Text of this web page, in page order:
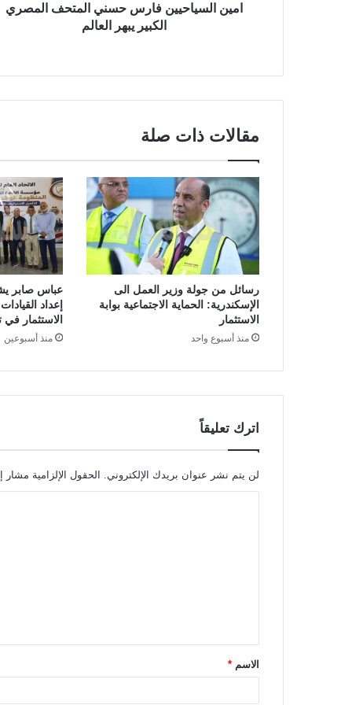
امين السياحيين فارس حسني المتحف المصري
الكبير يبهر العالم
مقالات ذات صلة
رسائل من جولة وزير العمل الى
الإسكندرية: الحماية الاجتماعية بوابة
الاستثمار
منذ أسبوع واحد
عباس صابر
إعداد
الاستثمار في
منذ أسبوعين
اترك تعليقاً
لن يتم نشر عنوان بريدك الإلكتروني. الحقول الإلزامية مشار
ق
*الاسم *